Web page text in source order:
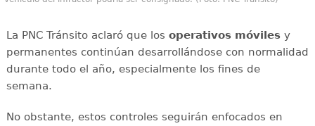
La PNC Tránsito aclaró que los operativos móvilesy
permanentes continúan desarrollándose con normalidad
durante todo el año, especialmente los fines de
semana.
No obstante, estos controles seguirán enfocados en